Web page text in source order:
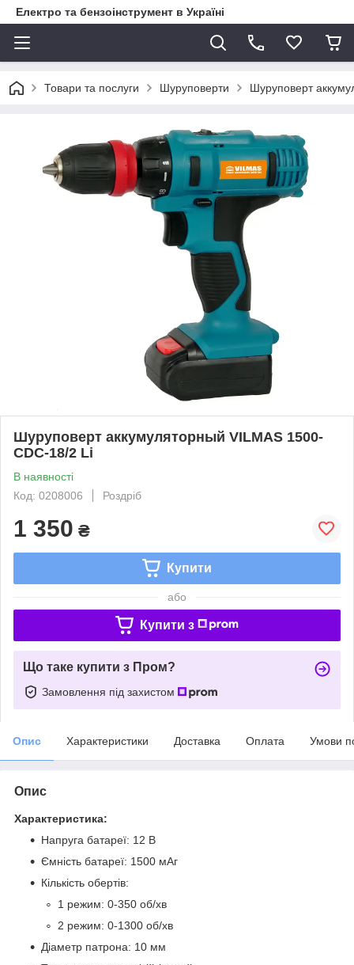
Електро та бензоінструмент в Україні
Товари та послуги Шуруповерти Шуруповерт
Шуруповерт аккумуляторный VILMAS 1500-
CDC-18/2 Li
В наявності
Код: 0208006
Роздріб
1 350 ₴
Купити
або
Купити з
Що таке купити з Пром?
Замовлення під захистом
Опис Характеристики Доставка Оплата Умови
Опис
Характеристика:
Напруга батареї: 12 В
Ємність батареї: 1500 мАг
Кількість обертів:
1 режим: 0-350 об/хв
2 режим: 0-1300 об/хв
Діаметр патрона: 10 мм